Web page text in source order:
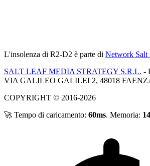
L'insolenza di R2-D2 è parte di Network Salt
SALT LEAF MEDIA STRATEGY S.R.L. -
VIA GALILEO GALILEI 2, 48018
COPYRIGHT © 2016-2026
🚀 Tempo di caricamento: 60ms. Memoria: